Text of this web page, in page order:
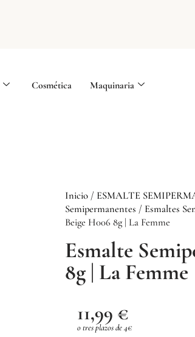
Cosmética Maquinaria
Inicio / ESMALTE
Semipermanentes / Esmaltes
Beige H006 8g | La Femme
Esmalte
8g | La Femme
11,99 €
o tres plazos de 4€